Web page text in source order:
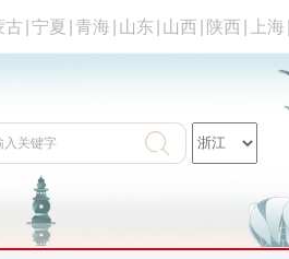
古 宁夏 青海 山东 山西 陕西 上海